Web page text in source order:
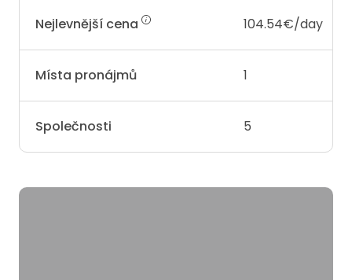
Nejlevnější cena 104.54€/day
Místa pronájmů 1
Společnosti 5